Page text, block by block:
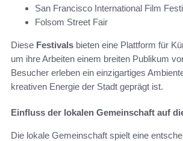
San Francisco International Film
Folsom Street Fair
Diese Festivals bieten eine Plattform für
um ihre Arbeiten einem breiten Publikum
Besucher erleben ein einzigartiges
kreativen Energie der Stadt geprägt ist.
Einfluss der lokalen Gemeinschaft auf
Die lokale Gemeinschaft spielt eine